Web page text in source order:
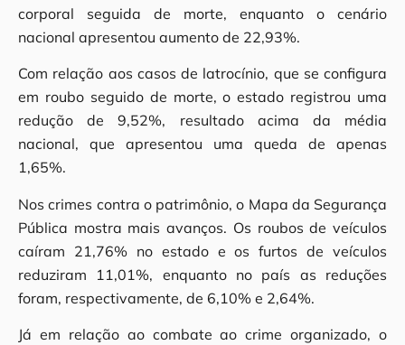
corporal seguida de morte, enquanto o cenário
nacional apresentou aumento de 22,93%.
Com relação aos casos de latrocínio, que se configura
em roubo seguido de morte, o estado registrou uma
redução de 9,52%, resultado acima da média
nacional, que apresentou uma queda de apenas
1,65%.
Nos crimes contra o patrimônio, o Mapa da Segurança
Pública mostra mais avanços. Os roubos de veículos
caíram 21,76% no estado e os furtos de veículos
reduziram 11,01%, enquanto no país as reduções
foram, respectivamente, de 6,10% e 2,64%.
Já em relação ao combate ao crime organizado, o